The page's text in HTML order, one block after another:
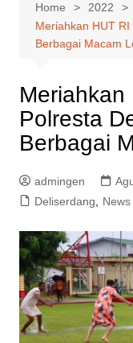
Home 2022
Meriahkan HUT
Berbagai Macam
Meriahkan
Polresta
Berbagai
admingen
Deliserdang
News